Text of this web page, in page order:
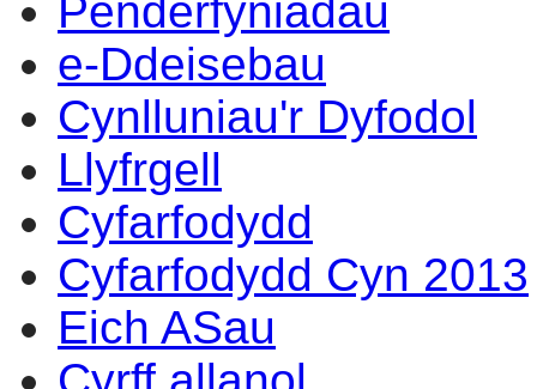
Penderfyniadau
e-Ddeisebau
Cynlluniau'r Dyfodol
Llyfrgell
Cyfarfodydd
Cyfarfodydd Cyn 2013
Eich ASau